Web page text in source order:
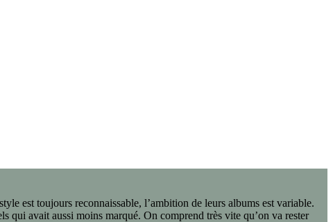
est toujours reconnaissable, l’ambition de leurs albums est variable.
avait aussi moins marqué. On comprend très vite qu’on va rester